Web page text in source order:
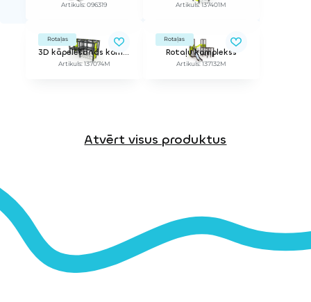
Artikuls: 096319 Artikuls: 137401M
Rotaļas
3D kāpelēšanas komplekss
Artikuls: 137074M
Rotaļas
Rotaļu komplekss
Artikuls: 137132M
Atvērt visus produktus